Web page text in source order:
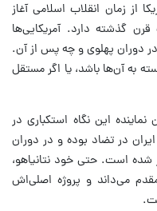
از زمان انقلاب اسلامی آغاز
گذشته دارد. آمریکایی‌ها
دوران پهلوی و چه پس از آن.
به آن‌ها باشد، یا اگر مستقل
این نگاه استکباری در
در تضاد بوده و در دوران
شده است. حتی خود نتانیاهو،
می‌داند و پروژه اصلی‌اش